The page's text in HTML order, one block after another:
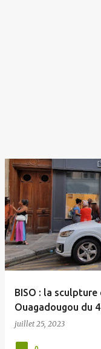
BISO : la
Ouagadougou du
juillet 25, 2023